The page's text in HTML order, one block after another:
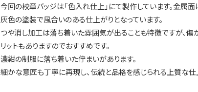
今回の校章バッジは「色入れ仕上」にて製作しています。金属面
灰色の塗装で風合いのある仕上がりとなっています。
つや消し加工は落ち着いた雰囲気が出ることも特徴ですが、傷
リットもありますのでおすすめです。
濃紺の制服に落ち着いた佇まいがあります。
細かな意匠も丁寧に再現し、伝統と品格を感じられる上質な仕